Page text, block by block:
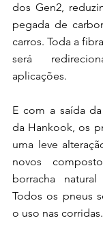
dos Gen2,
pegada de
carros. Toda a
será
aplicações.
E com a saída
da Hankook, os
uma leve
novos
borracha
Todos os pneus
o uso nas corridas.